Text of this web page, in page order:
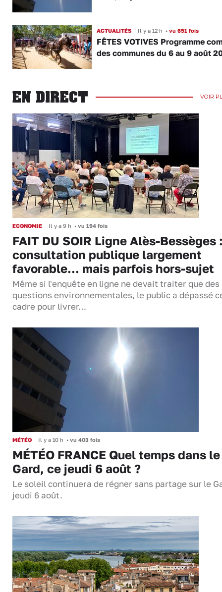
ACTUALITÉS Il y a 12 h •vu 651 fois
FÊTES VOTIVES Programme
des communes du 6 au 9 août
EN DIRECT VOIR
ECONOMIE Il y a 9 h • vu 194 fois
FAIT DU SOIR Ligne Alès-Bessèges
consultation publique largement
favorable... mais parfois hors-sujet
Même si l'enquête en ligne ne devait traiter que des
questions environnementales, le public a dépassé
cadre pour livrer…
MÉTÉO Il y a 10 h • vu 403 fois
MÉTÉO FRANCE Quel temps dans le
Gard, ce jeudi 6 août ?
Le soleil continuera de régner sans partage sur le
jeudi 6 août.